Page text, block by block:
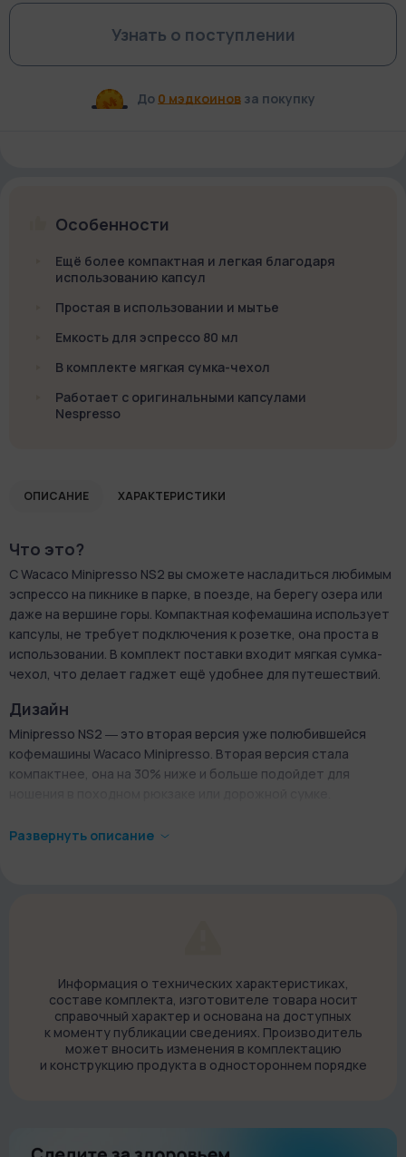
Узнать о поступлении
До 0 мэдкоиновза покупку
Особенности
Ещё более компактная и легкая благодаря
использованию капсул
Простая в использовании и мытье
Емкость для эспрессо 80 мл
В комплекте мягкая сумка-чехол
Работает с оригинальными капсулами
Nespresso
ОПИСАНИЕ ХАРАКТЕРИСТИКИ
Что это?
С Wacaco Minipresso NS2 вы сможете насладиться любимым
эспрессо на пикнике в парке, в поезде, на берегу озера или
даже на вершине горы. Компактная кофемашина использует
капсулы, не требует подключения к розетке, она проста в
использовании. В комплект поставки входит мягкая сумка-
чехол, что делает гаджет ещё удобнее для путешествий.
Дизайн
Minipresso NS2 ― это вторая версия уже полюбившейся
кофемашины Wacaco Minipresso. Вторая версия стала
компактнее, она на 30% ниже и больше подойдет для
Minipresso NS2 выполнена в форме цилиндра высотой около
13 сантиметров и диаметров 6 сантиметров. Модель имеет
использование кофемашины максимально простым.
Как это работает?
С Minipresso NS2 вы сможете приготовить кофе меньше чем
за минуту.Достаточно установить капсулу в специальный
проходит через капсулу и вы получаете готовый шот
эспрессо с ароматной пенкой. Объем одной порции ― 80
Развернуть описание
Информация о технических характеристиках,
составе комплекта, изготовителе товара носит
справочный характер и основана на доступных
к моменту публикации сведениях. Производитель
может вносить изменения в комплектацию
и конструкцию продукта в одностороннем порядке